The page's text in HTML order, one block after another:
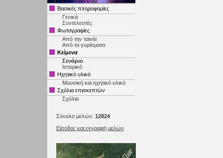
Βασικές πληροφορίες
Γενικά
Συντελεστές
Φωτογραφίες
Από την ταινία
Από τα γυρίσματα
Κείμενα
Σενάριο
Ιστορικό
Ηχητικό υλικό
Μουσική και ηχητικό υλικό
Σχόλια επισκεπτών
Σχόλια
Σύνολο μελών: 12824
Είσοδος και εγγραφή μελών